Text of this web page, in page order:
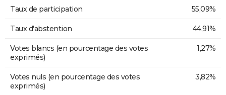
Taux de participation 55,09%
Taux d'abstention 44,91%
Votes blancs (en pourcentage des votes
exprimés)
1,27%
Votes nuls (en pourcentage des votes
exprimés)
3,82%